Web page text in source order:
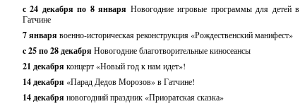
с 24 декабря по 8 января Новогодние игровые программы для детей в
Гатчине
7 января военно-историческая реконструкция «Рождественский манифест»
c 25 по 28 декабря Новогодние благотворительные киносеансы
21 декабря концерт «Новый год к нам идет»!
14 декабря «Парад Дедов Морозов» в Гатчине!
14 декабря новогодний праздник «Приоратская сказка»